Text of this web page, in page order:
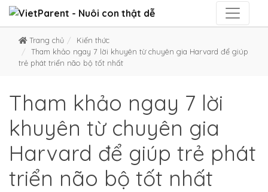
Trang chủ
Kiến thức
Tham khảo ngay 7 lời khuyên từ chuyên gia Harvard để giúp
trẻ phát triển não bộ tốt nhất
Tham khảo ngay 7 lời
khuyên từ chuyên gia
Harvard để giúp trẻ phát
triển não bộ tốt nhất